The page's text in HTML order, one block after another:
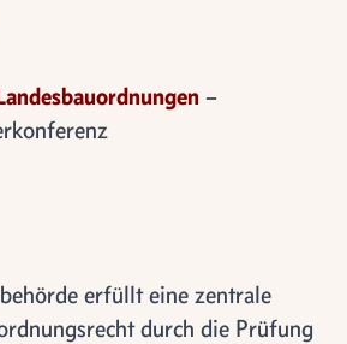
–
erfüllt eine zentrale
durch die Prüfung